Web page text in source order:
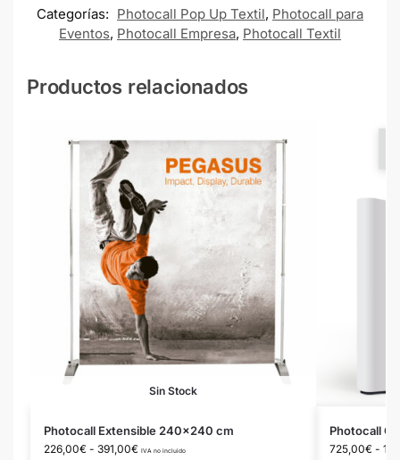
Categorías: Photocall Pop Up Textil, Photocall para
Eventos, Photocall Empresa, Photocall Textil
Productos relacionados
Sin Stock
Photocall Extensible 240×240 cm
226,00€ - 391,00€ IVA no incluido
Photocall
725,00€ -